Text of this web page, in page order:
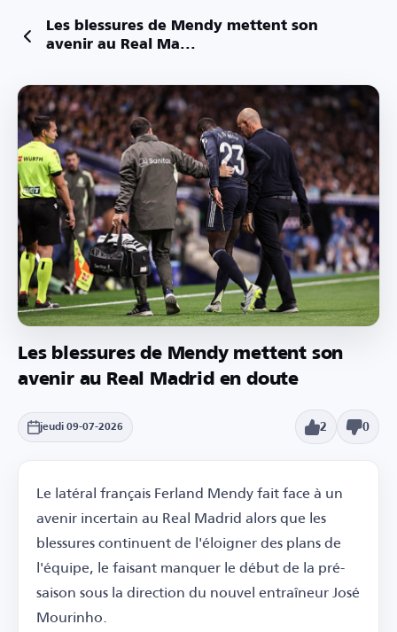
Les blessures de Mendy mettent son
avenir au Real Ma...
Les blessures de Mendy mettent son
avenir au Real Madrid en doute
jeudi 09-07-2026 2 0
Le latéral français Ferland Mendy fait face à un
avenir incertain au Real Madrid alors que les
blessures continuent de l'éloigner des plans de
l'équipe, le faisant manquer le début de la pré-
saison sous la direction du nouvel entraîneur José
Mourinho.